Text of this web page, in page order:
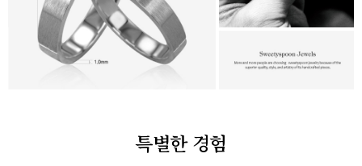
특별한 경험